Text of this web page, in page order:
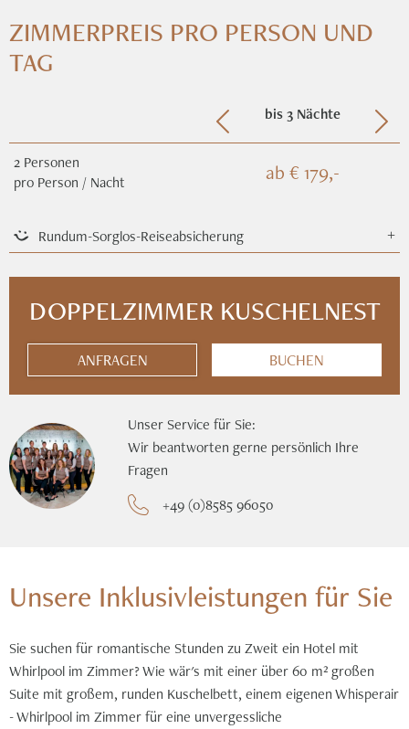
ZIMMERPREIS PRO PERSON UND
TAG
bis 3 Nächte
2 Personen
pro Person / Nacht
ab € 179,-
icon Rundum-Sorglos-Reiseabsicherung
DOPPELZIMMER KUSCHELNEST
ANFRAGEN BUCHEN
Unser Service für Sie:
Wir beantworten gerne persönlich Ihre
Fragen
+49 (0)8585 96050
Unsere Inklusivleistungen für Sie
Sie suchen für romantische Stunden zu Zweit ein Hotel mit
Whirlpool im Zimmer? Wie wär's mit einer über 60 m² großen
Suite mit großem, runden Kuschelbett, einem eigenen Whisperair
- Whirlpool im Zimmer für eine unvergessliche